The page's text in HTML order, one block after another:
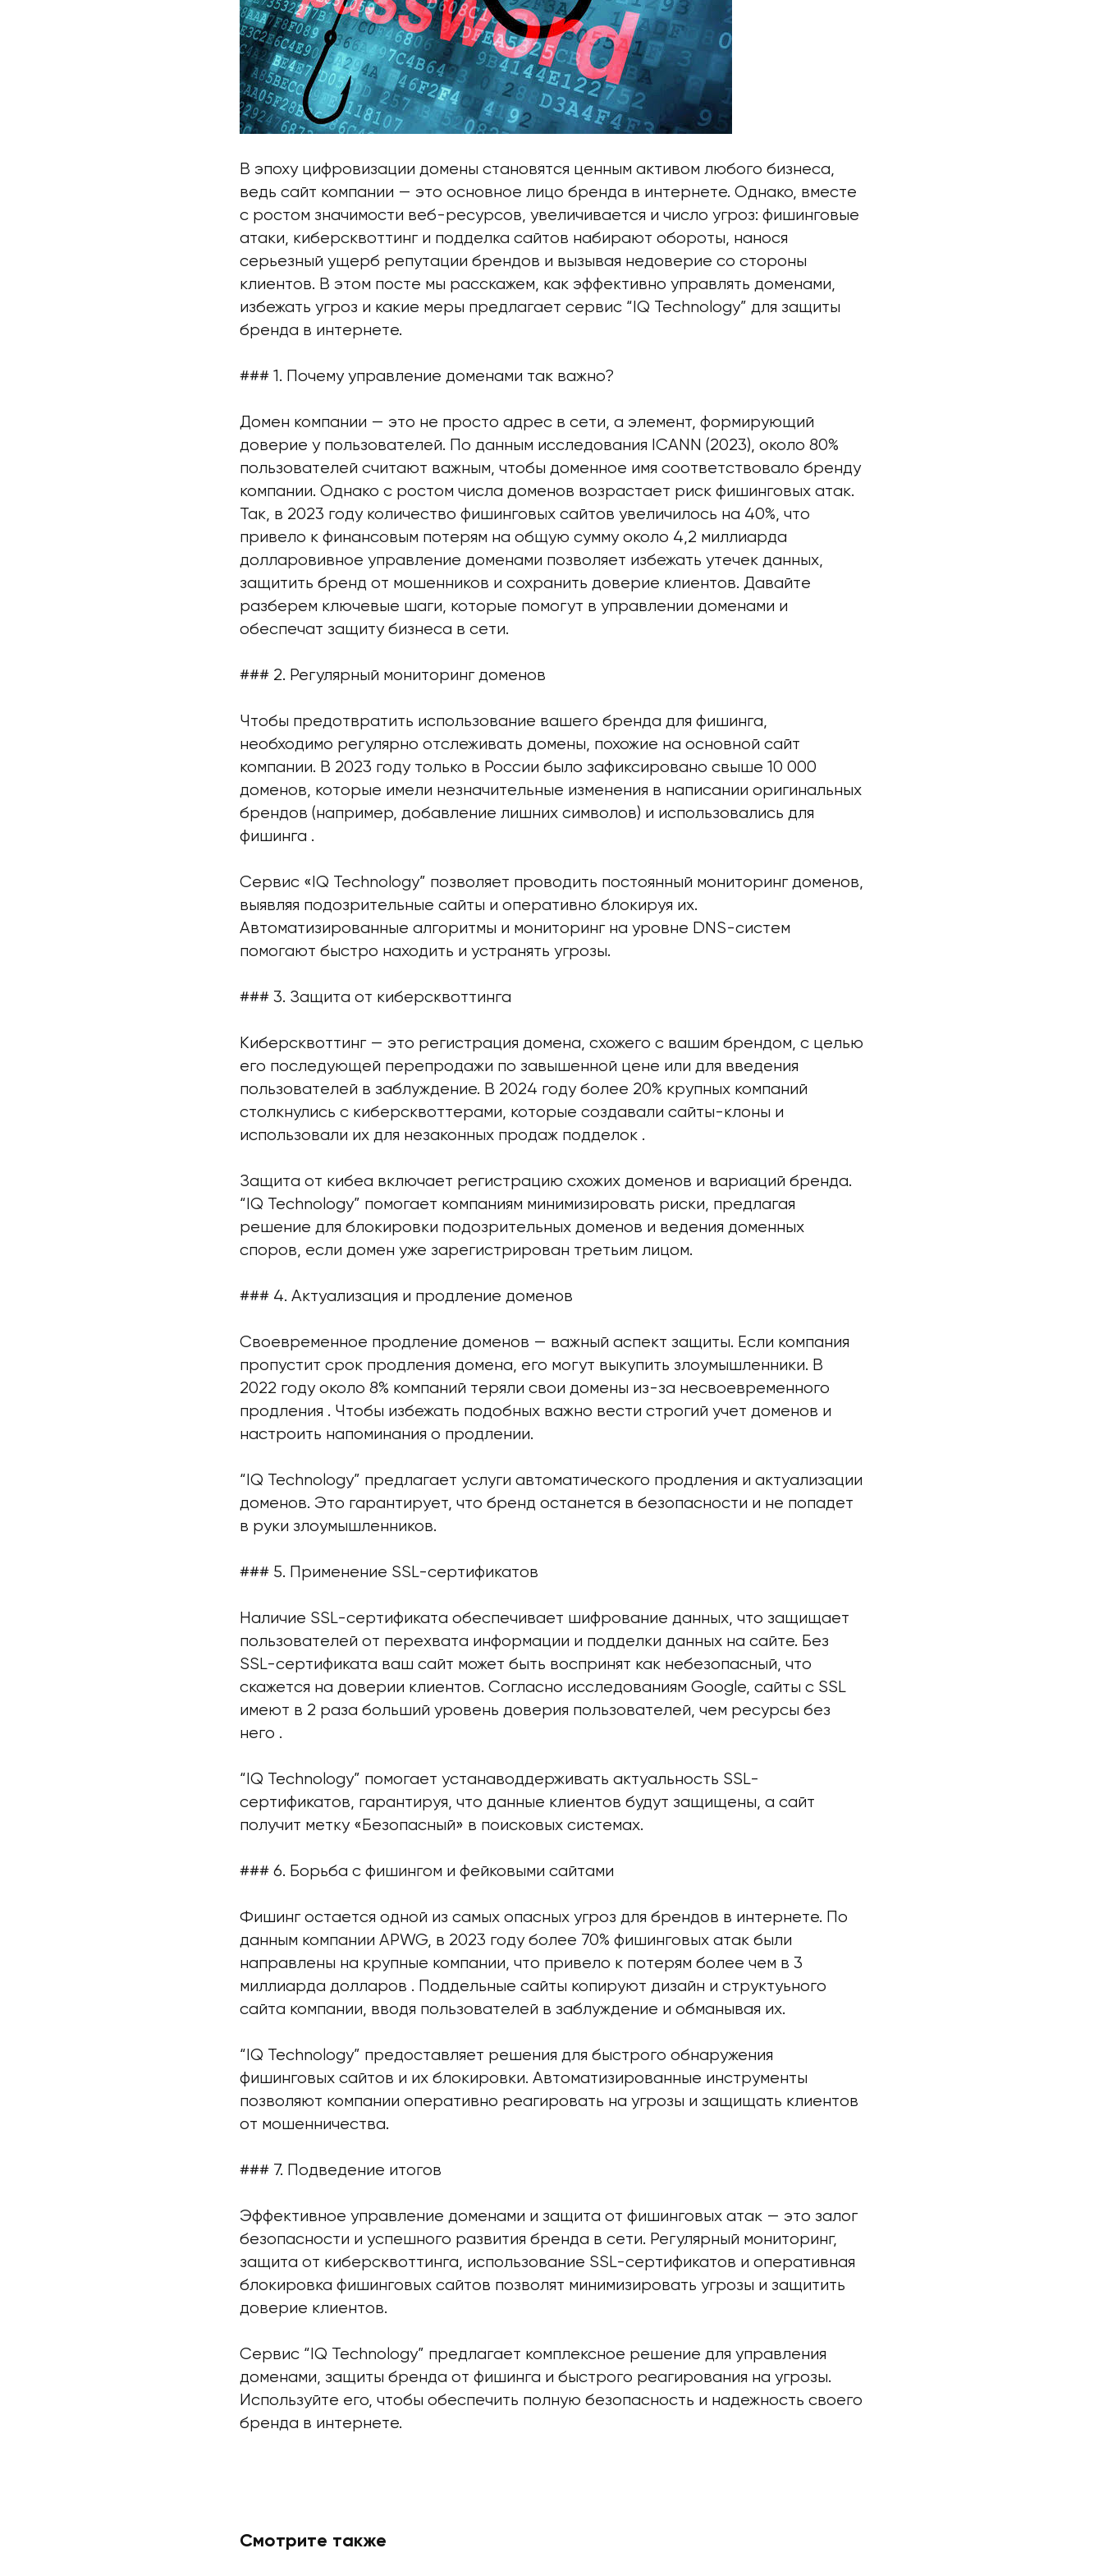
В эпоху цифровизации домены становятся ценным активом любого бизнеса,
ведь сайт компании — это основное лицо бренда в интернете. Однако, вместе
с ростом значимости веб-ресурсов, увеличивается и число угроз: фишинговые
атаки, киберсквоттинг и подделка сайтов набирают обороты, нанося
серьезный ущерб репутации брендов и вызывая недоверие со стороны
клиентов. В этом посте мы расскажем, как эффективно управлять доменами,
избежать угроз и какие меры предлагает сервис “IQ Technology” для защиты
бренда в интернете.
### 1. Почему управление доменами так важно?
Домен компании — это не просто адрес в сети, а элемент, формирующий
доверие у пользователей. По данным исследования ICANN (2023), около 80%
пользователей считают важным, чтобы доменное имя соответствовало бренду
компании. Однако с ростом числа доменов возрастает риск фишинговых атак.
Так, в 2023 году количество фишинговых сайтов увеличилось на 40%, что
привело к финансовым потерям на общую сумму около 4,2 миллиарда
долларовивное управление доменами позволяет избежать утечек данных,
защитить бренд от мошенников и сохранить доверие клиентов. Давайте
разберем ключевые шаги, которые помогут в управлении доменами и
обеспечат защиту бизнеса в сети.
### 2. Регулярный мониторинг доменов
Чтобы предотвратить использование вашего бренда для фишинга,
необходимо регулярно отслеживать домены, похожие на основной сайт
компании. В 2023 году только в России было зафиксировано свыше 10 000
доменов, которые имели незначительные изменения в написании оригинальных
брендов (например, добавление лишних символов) и использовались для
фишинга .
Сервис «IQ Technology” позволяет проводить постоянный мониторинг доменов,
выявляя подозрительные сайты и оперативно блокируя их.
Автоматизированные алгоритмы и мониторинг на уровне DNS-систем
помогают быстро находить и устранять угрозы.
### 3. Защита от киберсквоттинга
Киберсквоттинг — это регистрация домена, схожего с вашим брендом, с целью
его последующей перепродажи по завышенной цене или для введения
пользователей в заблуждение. В 2024 году более 20% крупных компаний
столкнулись с киберсквоттерами, которые создавали сайты-клоны и
использовали их для незаконных продаж подделок .
Защита от кибеа включает регистрацию схожих доменов и вариаций бренда.
“IQ Technology” помогает компаниям минимизировать риски, предлагая
решение для блокировки подозрительных доменов и ведения доменных
споров, если домен уже зарегистрирован третьим лицом.
### 4. Актуализация и продление доменов
Своевременное продление доменов — важный аспект защиты. Если компания
пропустит срок продления домена, его могут выкупить злоумышленники. В
2022 году около 8% компаний теряли свои домены из-за несвоевременного
продления . Чтобы избежать подобных важно вести строгий учет доменов и
настроить напоминания о продлении.
“IQ Technology” предлагает услуги автоматического продления и актуализации
доменов. Это гарантирует, что бренд останется в безопасности и не попадет
в руки злоумышленников.
### 5. Применение SSL-сертификатов
Наличие SSL-сертификата обеспечивает шифрование данных, что защищает
пользователей от перехвата информации и подделки данных на сайте. Без
SSL-сертификата ваш сайт может быть воспринят как небезопасный, что
скажется на доверии клиентов. Согласно исследованиям Google, сайты с SSL
имеют в 2 раза больший уровень доверия пользователей, чем ресурсы без
него .
“IQ Technology” помогает устанаводдерживать актуальность SSL-
сертификатов, гарантируя, что данные клиентов будут защищены, а сайт
получит метку «Безопасный» в поисковых системах.
### 6. Борьба с фишингом и фейковыми сайтами
Фишинг остается одной из самых опасных угроз для брендов в интернете. По
данным компании APWG, в 2023 году более 70% фишинговых атак были
направлены на крупные компании, что привело к потерям более чем в 3
миллиарда долларов . Поддельные сайты копируют дизайн и структуьного
сайта компании, вводя пользователей в заблуждение и обманывая их.
“IQ Technology” предоставляет решения для быстрого обнаружения
фишинговых сайтов и их блокировки. Автоматизированные инструменты
позволяют компании оперативно реагировать на угрозы и защищать клиентов
от мошенничества.
### 7. Подведение итогов
Эффективное управление доменами и защита от фишинговых атак — это залог
безопасности и успешного развития бренда в сети. Регулярный мониторинг,
защита от киберсквоттинга, использование SSL-сертификатов и оперативная
блокировка фишинговых сайтов позволят минимизировать угрозы и защитить
доверие клиентов.
Сервис “IQ Technology” предлагает комплексное решение для управления
доменами, защиты бренда от фишинга и быстрого реагирования на угрозы.
Используйте его, чтобы обеспечить полную безопасность и надежность своего
бренда в интернете.
Смотрите также